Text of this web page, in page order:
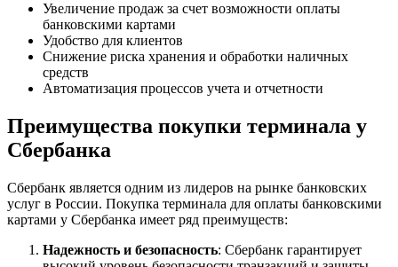
Увеличение продаж за счет возможности оплаты
банковскими картами
Удобство для клиентов
Снижение риска хранения и обработки наличных
средств
Автоматизация процессов учета и отчетности
Преимущества покупки терминала у
Сбербанка
Сбербанк является одним из лидеров на рынке банковских
услуг в России. Покупка терминала для оплаты банковскими
картами у Сбербанка имеет ряд преимуществ:
Надежность и безопасность: Сбербанк гарантирует